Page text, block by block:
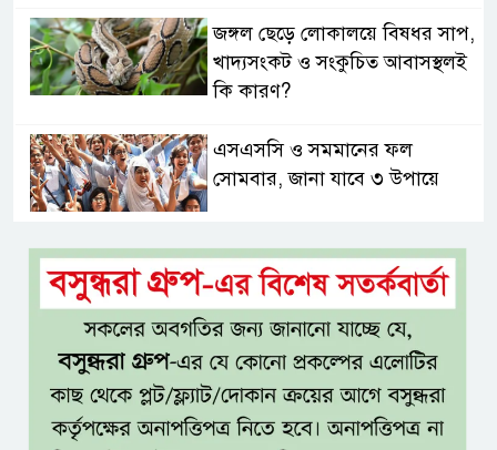
জঙ্গল ছেড়ে লোকালয়ে বিষধর সাপ,
খাদ্যসংকট ও সংকুচিত আবাসস্থলই
কি কারণ?
এসএসসি ও সমমানের ফল
সোমবার, জানা যাবে ৩ উপায়ে
একই খাটে মা-ছেলের লাশ, শিশুর
হাত-পা বাঁধা—যশোরে রহস্যজনক
মৃত্যু
মাকে খুঁজতে এসে মিলল পলিথিনে
মোড়ানো মরদেহ, মেলেনি মাথা ও
পা